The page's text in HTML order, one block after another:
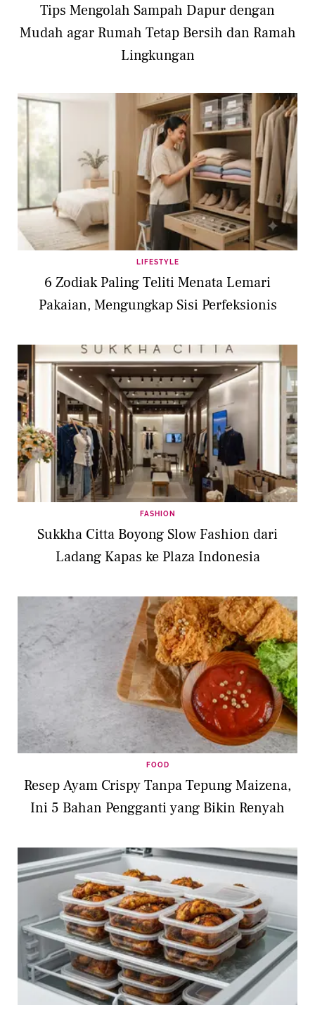
Tips Mengolah Sampah Dapur dengan
Mudah agar Rumah Tetap Bersih dan Ramah
Lingkungan
LIFESTYLE
6 Zodiak Paling Teliti Menata Lemari
Pakaian, Mengungkap Sisi Perfeksionis
FASHION
Sukkha Citta Boyong Slow Fashion dari
Ladang Kapas ke Plaza Indonesia
FOOD
Resep Ayam Crispy Tanpa Tepung Maizena,
Ini 5 Bahan Pengganti yang Bikin Renyah